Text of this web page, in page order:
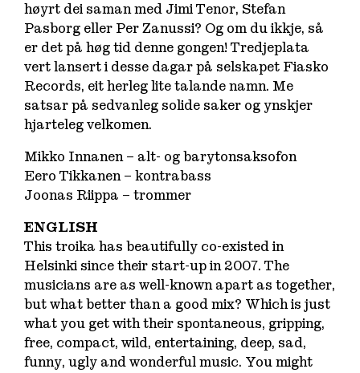
høyrt dei saman med Jimi Tenor, Stefan
Pasborg eller Per Zanussi? Og om du ikkje, så
er det på høg tid denne gongen! Tredjeplata
vert lansert i desse dagar på selskapet Fiasko
Records, eit herleg lite talande namn. Me
satsar på sedvanleg solide saker og ynskjer
hjarteleg velkomen.
Mikko Innanen – alt- og barytonsaksofon
Eero Tikkanen – kontrabass
Joonas Riippa – trommer
ENGLISH
This troika has beautifully co-existed in
Helsinki since their start-up in 2007. The
musicians are as well-known apart as together,
but what better than a good mix? Which is just
what you get with their spontaneous, gripping,
free, compact, wild, entertaining, deep, sad,
funny, ugly and wonderful music. You might